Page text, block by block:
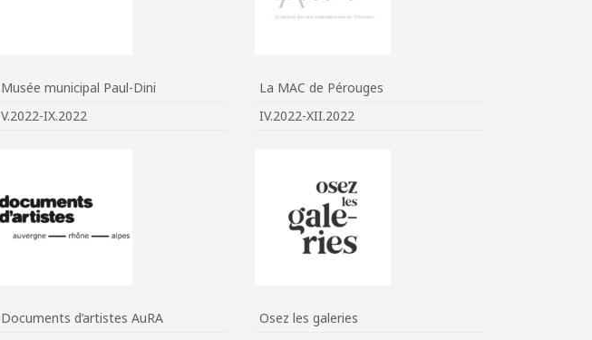
Musée municipal Paul-Dini
V.2022-IX.2022
Documents d’artistes AuRA
La MAC de Pérouges
IV.2022-XII.2022
Osez les galeries